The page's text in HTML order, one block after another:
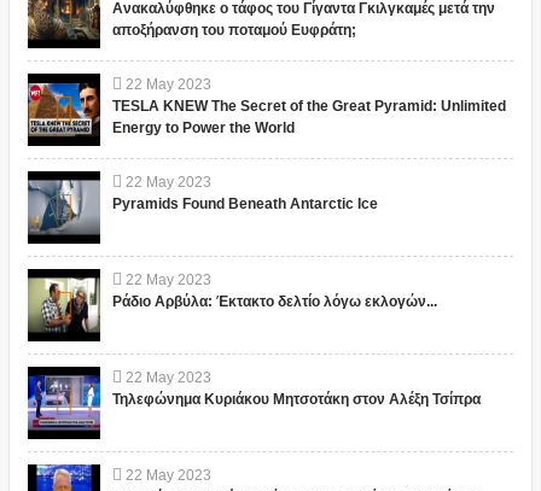
Ανακαλύφθηκε ο τάφος του Γίγαντα Γκιλγκαμές μετά την
αποξήρανση του ποταμού Ευφράτη;
22 May 2023
TESLA KNEW The Secret of the Great Pyramid: Unlimited
Energy to Power the World
22 May 2023
Pyramids Found Beneath Antarctic Ice
22 May 2023
Ράδιο Αρβύλα: Έκτακτο δελτίο λόγω εκλογών...
22 May 2023
Τηλεφώνημα Κυριάκου Μητσοτάκη στον Αλέξη Τσίπρα
22 May 2023